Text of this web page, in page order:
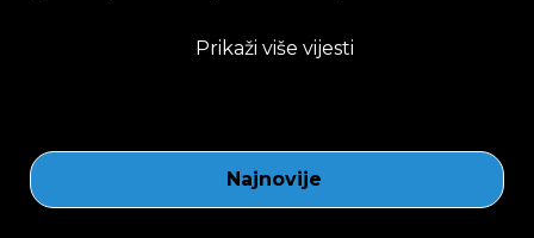
Prikaži više vijesti
Najnovije